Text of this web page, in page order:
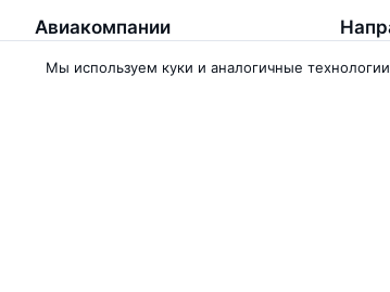
Авиакомпании
Азимут
Мы используем куки и аналогичные